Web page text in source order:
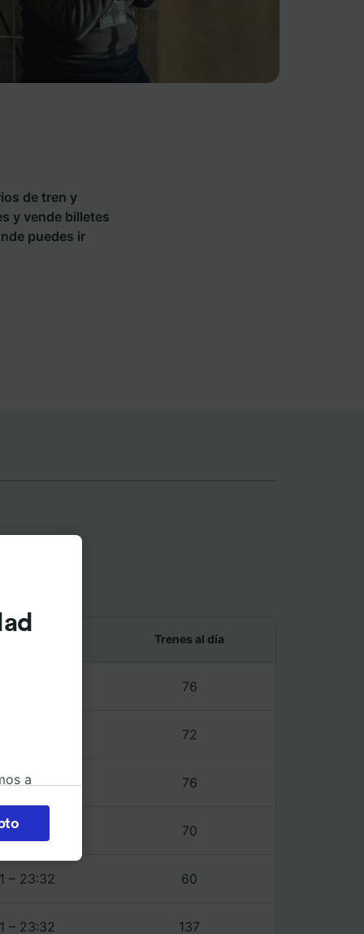
de tren y
y vende billetes
puedes ir
Trenes al día
76
72
– 23:39 76
– 23:32 70
– 23:32 60
– 23:32 137
a
la